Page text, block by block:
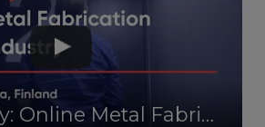
Case Study: Online Metal Fabrication for Film Industry